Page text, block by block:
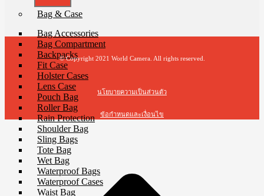
Bag & Case
Bag Accessories
Bag Compartment
Backpacks
Fit Case
Holster Cases
Lens Case
Pouch Bag
Roller Bag
Rain Protection
Shoulder Bag
Sling Bags
Tote Bag
Wet Bag
Waterproof Bags
Waterproof Cases
Waist Bag
© Copyright 2021 World Camera. All rights reserved.
นโยบายความเป็นส่วนตัว
ข้อกำหนดและเงื่อนไข